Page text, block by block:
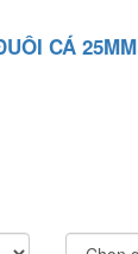
CÁ 25MM